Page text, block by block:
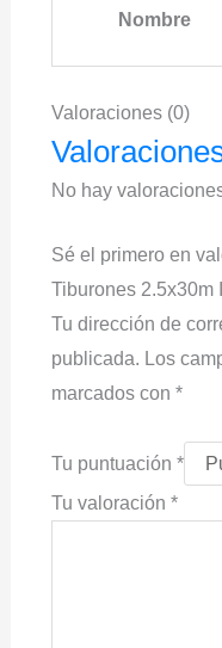
Nombre
Valoraciones (0)
No hay
Sé el primero en
Tiburones 2.5x30m
Tu dirección de
publicada. Los
marcados con *
Tu puntuación *
Tu valoración *